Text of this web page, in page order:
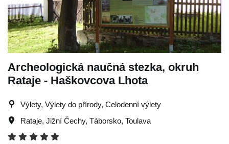
Archeologická naučná stezka, okruh
Rataje - Haškovcova Lhota
Výlety, Výlety do přírody, Celodenní výlety
Rataje, Jižní Čechy, Táborsko, Toulava